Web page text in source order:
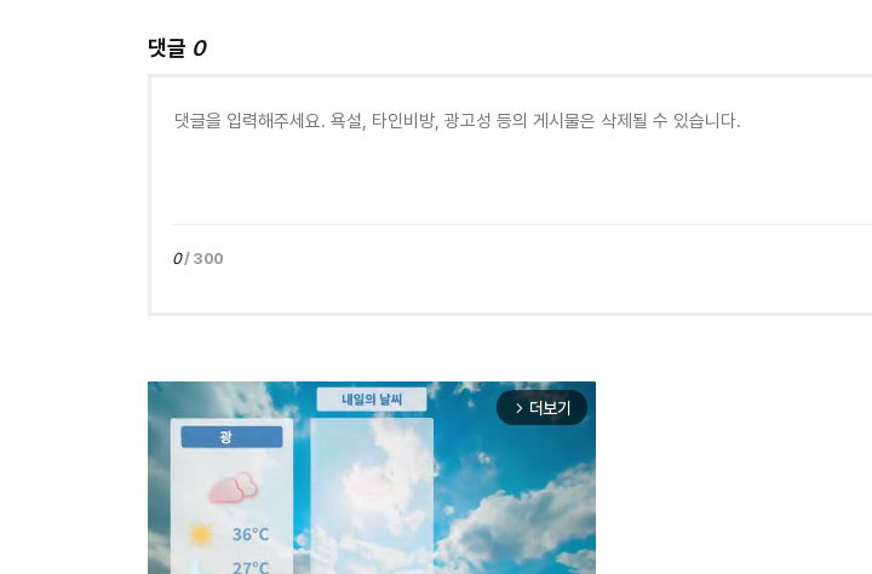
댓글 0
0/ 300
arrow_forward_ios 더보기